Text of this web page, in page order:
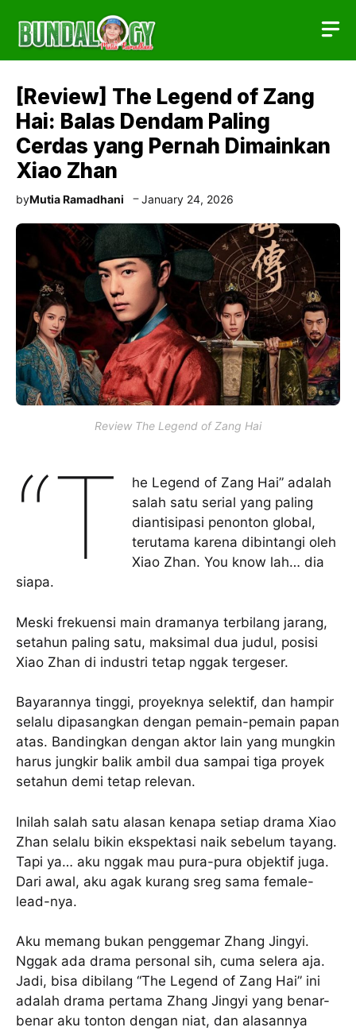
content
[Review] The Legend of Zang
Hai: Balas Dendam Paling
Cerdas yang Pernah Dimainkan
Xiao Zhan
byMutia Ramadhani January 24, 2026
Review The Legend of Zang Hai
“T
he Legend of Zang Hai” adalah
salah satu serial yang paling
diantisipasi penonton global,
terutama karena dibintangi oleh
Xiao Zhan. You know lah… dia
siapa.
Meski frekuensi main dramanya terbilang jarang,
setahun paling satu, maksimal dua judul, posisi
Xiao Zhan di industri tetap nggak tergeser.
Bayarannya tinggi, proyeknya selektif, dan hampir
selalu dipasangkan dengan pemain-pemain papan
atas. Bandingkan dengan aktor lain yang mungkin
harus jungkir balik ambil dua sampai tiga proyek
setahun demi tetap relevan.
Inilah salah satu alasan kenapa setiap drama Xiao
Zhan selalu bikin ekspektasi naik sebelum tayang.
Tapi ya… aku nggak mau pura-pura objektif juga.
Dari awal, aku agak kurang sreg sama female-
lead-nya.
Aku memang bukan penggemar Zhang Jingyi.
Nggak ada drama personal sih, cuma selera aja.
Jadi, bisa dibilang “The Legend of Zang Hai” ini
adalah drama pertama Zhang Jingyi yang benar-
benar aku tonton dengan niat, dan alasannya